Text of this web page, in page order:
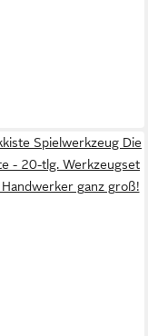
Spielwerkzeug Die
- 20-tlg. Werkzeugset
ganz groß!